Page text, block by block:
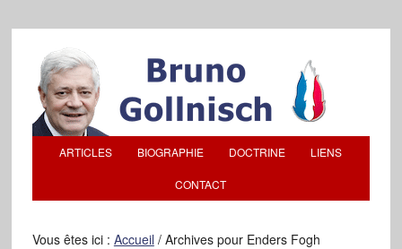
ARTICLES BIOGRAPHIE DOCTRINE LIENS
CONTACT
Vous êtes ici : Accueil /Archives pour Enders Fogh